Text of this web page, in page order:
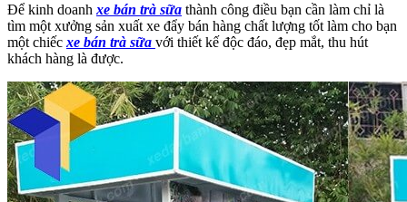
Để kinh doanh xe bán trà sữa thành công điều bạn cần làm chỉ là
tìm một xưởng sản xuất xe đẩy bán hàng chất lượng tốt làm cho bạn
một chiếc xe bán trà sữa với thiết kế độc đáo, đẹp mắt, thu hút
khách hàng là được.